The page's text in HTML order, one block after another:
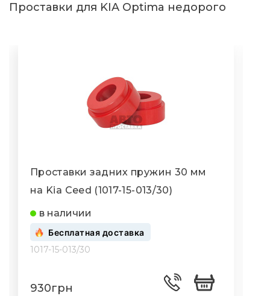
Проставки для KIA Optima недорого
Проставки задних пружин 30 мм
на Kia Ceed (1017-15-013/30)
в наличии
Бесплатная доставка
1017-15-013/30
930грн